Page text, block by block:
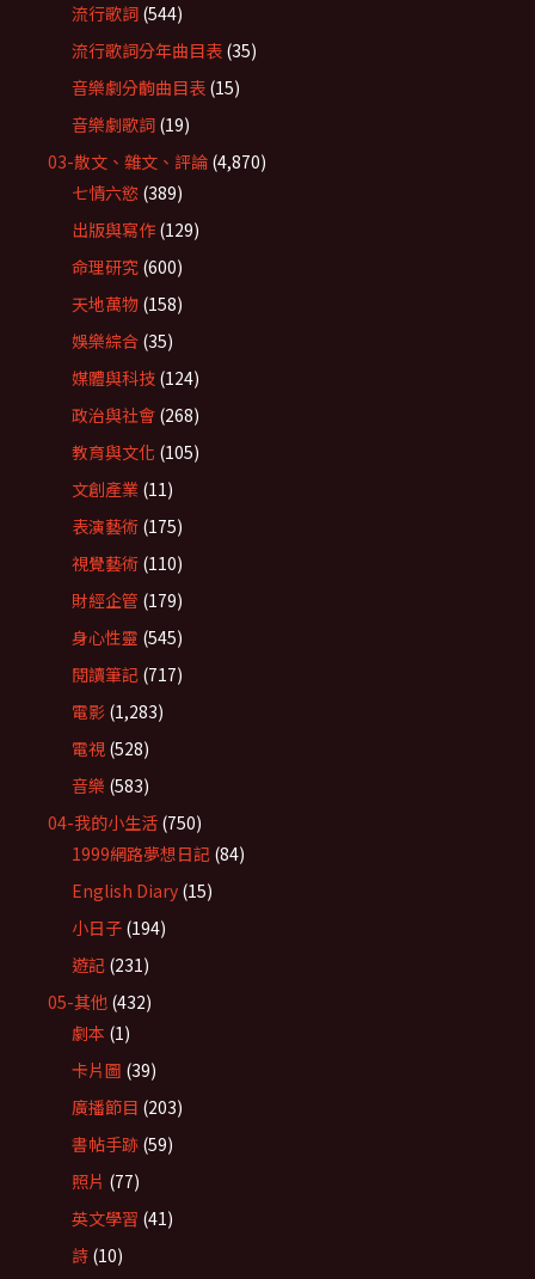
流行歌詞 (544)
流行歌詞分年曲目表 (35)
音樂劇分齣曲目表 (15)
音樂劇歌詞 (19)
03-散文、雜文、評論 (4,870)
七情六慾 (389)
出版與寫作 (129)
命理研究 (600)
天地萬物 (158)
娛樂綜合 (35)
媒體與科技 (124)
政治與社會 (268)
教育與文化 (105)
文創產業 (11)
表演藝術 (175)
視覺藝術 (110)
財經企管 (179)
身心性靈 (545)
閱讀筆記 (717)
電影 (1,283)
電視 (528)
音樂 (583)
04-我的小生活 (750)
1999網路夢想日記 (84)
English Diary (15)
小日子 (194)
遊記 (231)
05-其他 (432)
劇本 (1)
卡片圖 (39)
廣播節目 (203)
書帖手跡 (59)
照片 (77)
英文學習 (41)
詩 (10)